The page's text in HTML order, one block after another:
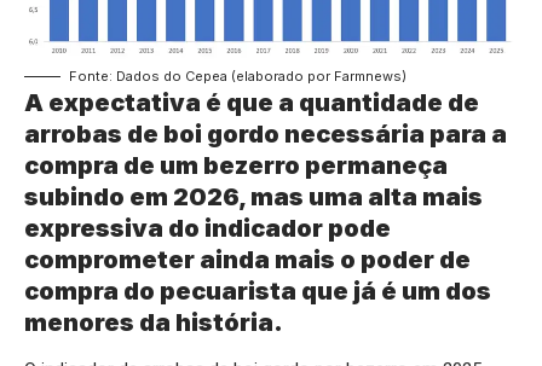
Fonte: Dados do Cepea (elaborado por Farmnews)
A expectativa é que a quantidade de
arrobas de boi gordo necessária para a
compra de um bezerro permaneça
subindo em 2026, mas uma alta mais
expressiva do indicador pode
comprometer ainda mais o poder de
compra do pecuarista que já é um dos
menores da história.